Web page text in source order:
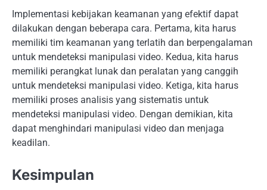
Implementasi kebijakan keamanan yang efektif dapat
dilakukan dengan beberapa cara. Pertama, kita harus
memiliki tim keamanan yang terlatih dan berpengalaman
untuk mendeteksi manipulasi video. Kedua, kita harus
memiliki perangkat lunak dan peralatan yang canggih
untuk mendeteksi manipulasi video. Ketiga, kita harus
memiliki proses analisis yang sistematis untuk
mendeteksi manipulasi video. Dengan demikian, kita
dapat menghindari manipulasi video dan menjaga
keadilan.
Kesimpulan